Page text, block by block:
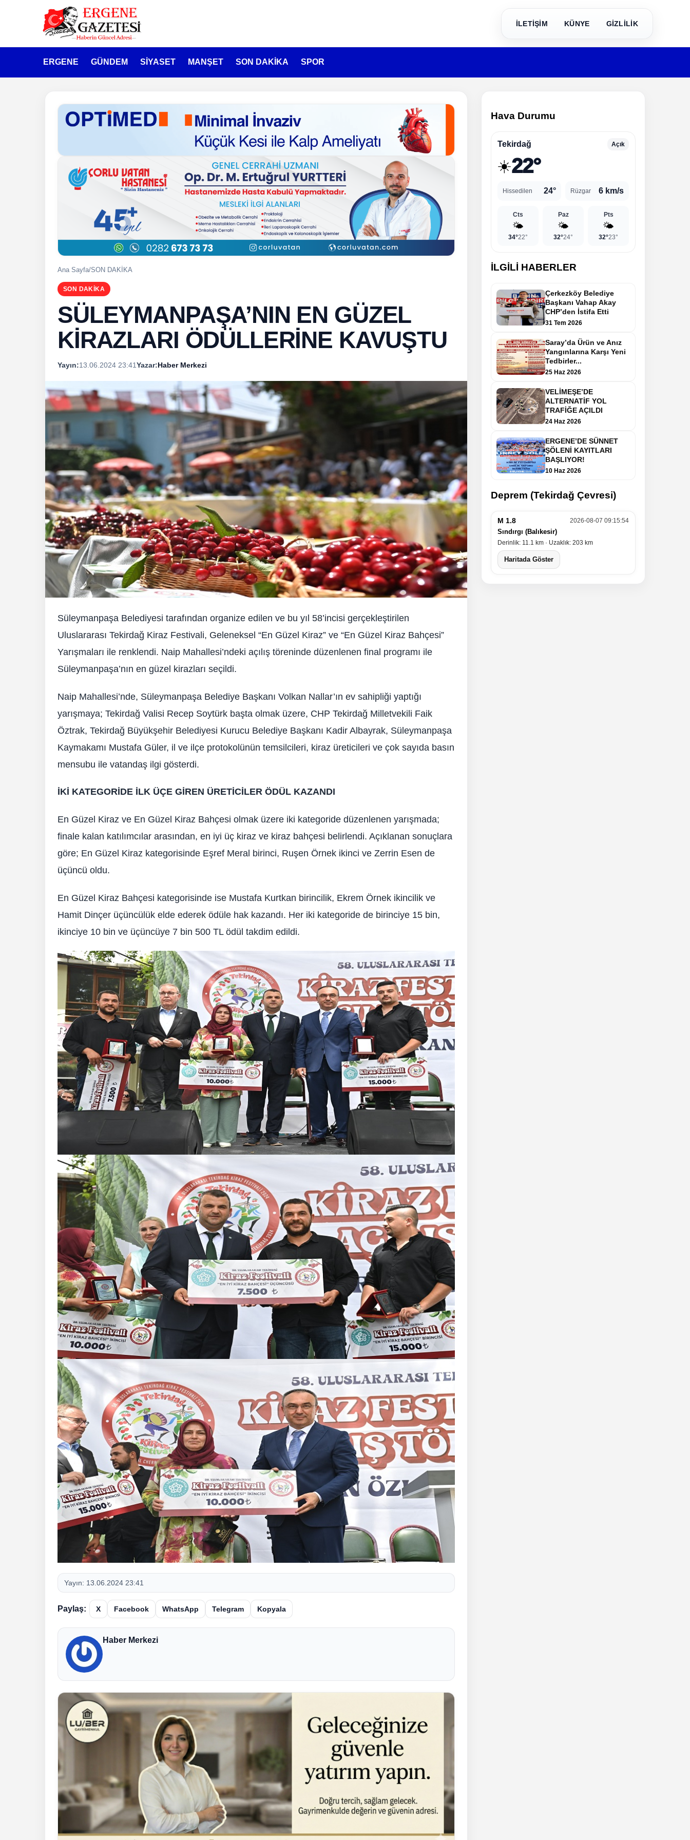
İLETİŞİM KÜNYE GİZLİLİK
ERGENE GÜNDEM SİYASET MANŞET SON DAKİKA SPOR
Ana Sayfa/SON DAKİKA
SON DAKİKA
SÜLEYMANPAŞA’NIN EN GÜZEL
KİRAZLARI ÖDÜLLERİNE KAVUŞTU
Yayın:13.06.2024 23:41Yazar:Haber Merkezi
Süleymanpaşa Belediyesi tarafından organize edilen ve bu yıl 58’incisi gerçekleştirilen
Uluslararası Tekirdağ Kiraz Festivali, Geleneksel “En Güzel Kiraz” ve “En Güzel Kiraz Bahçesi”
Yarışmaları ile renklendi. Naip Mahallesi’ndeki açılış töreninde düzenlenen final programı ile
Süleymanpaşa’nın en güzel kirazları seçildi.
Naip Mahallesi’nde, Süleymanpaşa Belediye Başkanı Volkan Nallar’ın ev sahipliği yaptığı
yarışmaya; Tekirdağ Valisi Recep Soytürk başta olmak üzere, CHP Tekirdağ Milletvekili Faik
Öztrak, Tekirdağ Büyükşehir Belediyesi Kurucu Belediye Başkanı Kadir Albayrak, Süleymanpaşa
Kaymakamı Mustafa Güler, il ve ilçe protokolünün temsilcileri, kiraz üreticileri ve çok sayıda basın
mensubu ile vatandaş ilgi gösterdi.
İKİ KATEGORİDE İLK ÜÇE GİREN ÜRETİCİLER ÖDÜL KAZANDI
En Güzel Kiraz ve En Güzel Kiraz Bahçesi olmak üzere iki kategoride düzenlenen yarışmada;
finale kalan katılımcılar arasından, en iyi üç kiraz ve kiraz bahçesi belirlendi. Açıklanan sonuçlara
göre; En Güzel Kiraz kategorisinde Eşref Meral birinci, Ruşen Örnek ikinci ve Zerrin Esen de
üçüncü oldu.
En Güzel Kiraz Bahçesi kategorisinde ise Mustafa Kurtkan birincilik, Ekrem Örnek ikincilik ve
Hamit Dinçer üçüncülük elde ederek ödüle hak kazandı. Her iki kategoride de birinciye 15 bin,
ikinciye 10 bin ve üçüncüye 7 bin 500 TL ödül takdim edildi.
Yayın: 13.06.2024 23:41
Paylaş: X Facebook WhatsApp Telegram Kopyala
Haber Merkezi
Hava Durumu
Tekirdağ Açık
☀️22°
Hissedilen 24° Rüzgar 6 km/s
Cts
🌤️
34°22°
Paz
🌤️
32°24°
Pts
🌤️
32°23°
İLGİLİ HABERLER
Çerkezköy Belediye
Başkanı Vahap Akay
CHP’den İstifa Etti
31 Tem 2026
Saray’da Ürün ve Anız
Yangınlarına Karşı Yeni
Tedbirler...
25 Haz 2026
VELİMEŞE’DE
ALTERNATİF YOL
TRAFİĞE AÇILDI
24 Haz 2026
ERGENE’DE SÜNNET
ŞÖLENİ KAYITLARI
BAŞLIYOR!
10 Haz 2026
Deprem (Tekirdağ Çevresi)
M 1.8 2026-08-07 09:15:54
Sındırgı (Balıkesir)
Derinlik: 11.1 km · Uzaklık: 203 km
Haritada Göster